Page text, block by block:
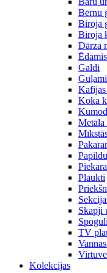
Bērnu
Biroja
Biroja
Dārza
Galdi
Koka
Metāla
Plaukti
Skapji
Spoguli
TV
Kolekcijas